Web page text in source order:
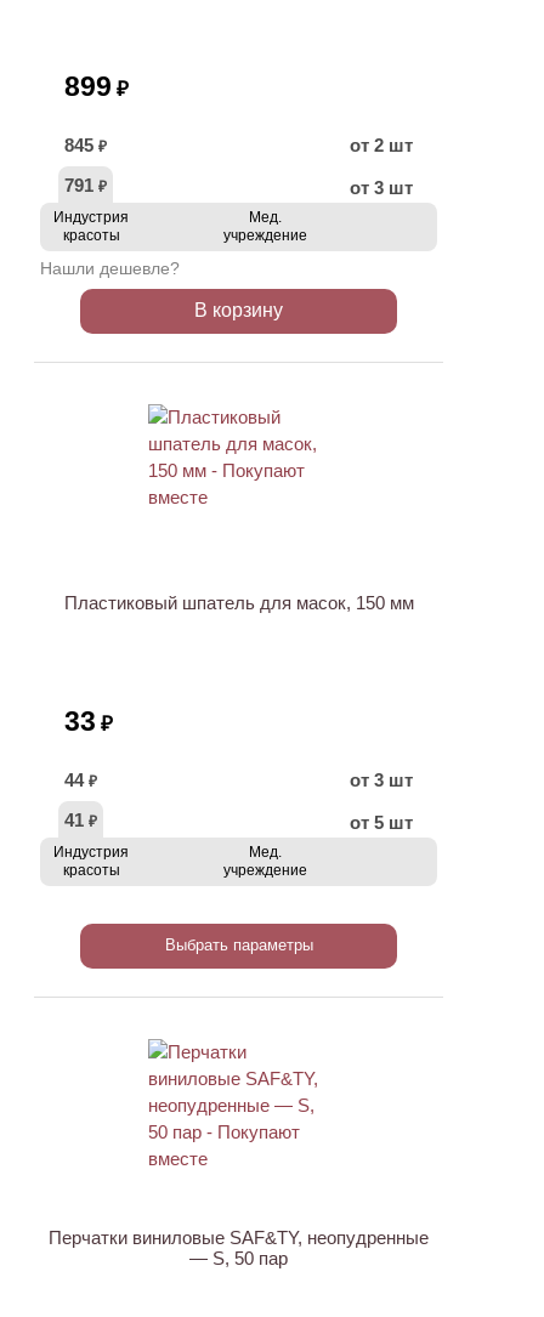
899 ₽
845 ₽
от 2 шт
791 ₽ от 3 шт
Индустрия
красоты
Мед.
учреждение
Нашли дешевле?
В корзину
Пластиковый шпатель для масок, 150 мм
33 ₽
44 ₽
от 3 шт
41 ₽ от 5 шт
Индустрия
красоты
Мед.
учреждение
Выбрать параметры
Перчатки виниловые SAF&TY, неопудренные
— S, 50 пар